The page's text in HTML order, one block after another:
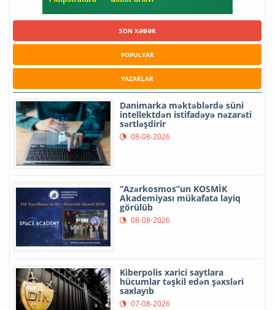
SON XƏBƏR
POPULYAR
YAZARLAR
Danimarka məktəblərdə süni
intellektdən istifadəyə nəzarəti
sərtləşdirir
08-08-2026
“Azərkosmos”un KOSMİK
Akademiyası mükafata layiq
görülüb
08-08-2026
Kiberpolis xarici saytlara
hücumlar təşkil edən şəxsləri
saxlayıb
07-08-2026